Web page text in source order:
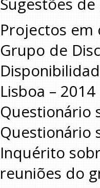
Sugestões
Projectos em
Grupo de
Lisboa – 2014
Questionário
Questionário
Inquérito
reuniões do